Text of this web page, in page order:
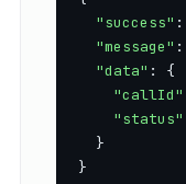
"success" :
"message" :
"data" : {
"callId"
"status"
}